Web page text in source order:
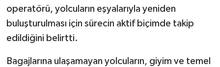
operatörü, yolcuların eşyalarıyla yeniden
buluşturulması için sürecin aktif biçimde takip
edildiğini belirtti.
Bagajlarına ulaşamayan yolcuların, giyim ve temel